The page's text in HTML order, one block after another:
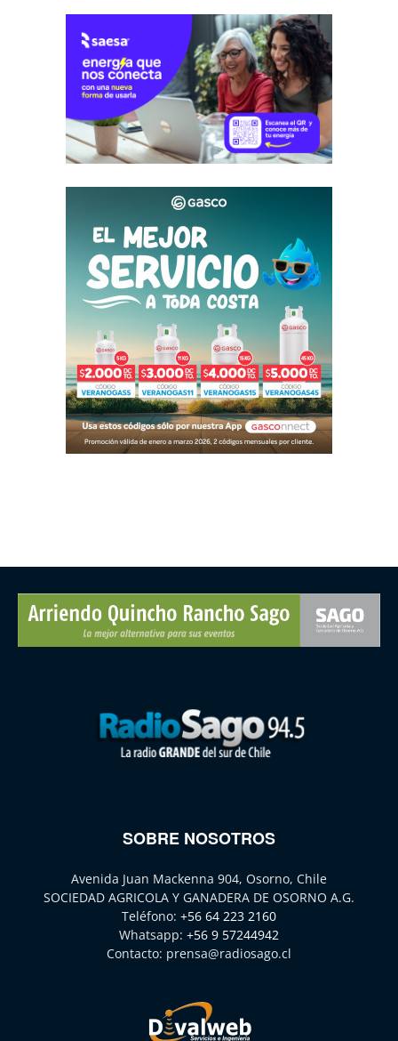
SOBRE NOSOTROS
Avenida Juan Mackenna 904, Osorno, Chile
SOCIEDAD AGRICOLA Y GANADERA DE OSORNO A.G.
Teléfono: +56 64 223 2160
Whatsapp: +56 9 57244942
Contacto: prensa@radiosago.cl